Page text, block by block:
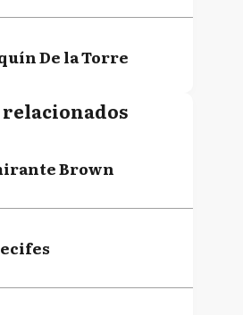
De la Torre
Solá
Gutiérrez
Brown